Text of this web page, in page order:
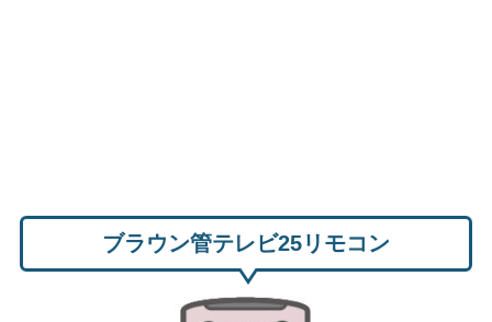
ブラウン管テレビ25リモコン